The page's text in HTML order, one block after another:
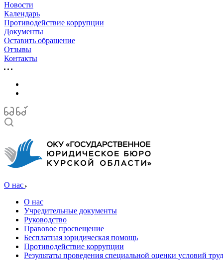
Новости
Календарь
Противодействие коррупции
Документы
Оставить обращение
Отзывы
Контакты
О нас
О нас
Учредительные документы
Руководство
Правовое просвещение
Бесплатная юридическая помощь
Противодействие коррупции
Результаты проведения специальной оценки условий